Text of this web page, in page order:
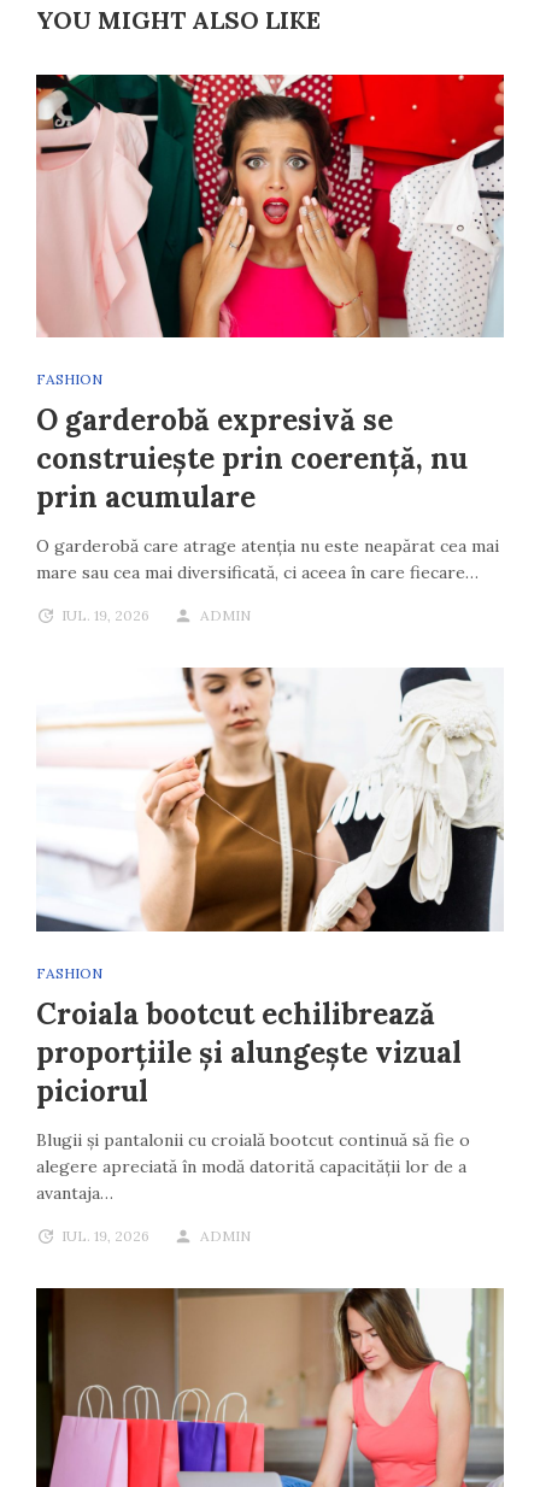
YOU MIGHT ALSO LIKE
FASHION
O garderobă expresivă se
construiește prin coerență, nu
prin acumulare
O garderobă care atrage atenția nu este neapărat cea mai
mare sau cea mai diversificată, ci aceea în care fiecare…
IUL. 19, 2026 ADMIN
FASHION
Croiala bootcut echilibrează
proporțiile și alungește vizual
piciorul
Blugii și pantalonii cu croială bootcut continuă să fie o
alegere apreciată în modă datorită capacității lor de a
avantaja…
IUL. 19, 2026 ADMIN